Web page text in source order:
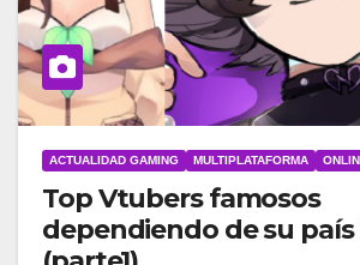
ACTUALIDAD GAMING MULTIPLATAFORMA
Top Vtubers famosos
dependiendo de su país